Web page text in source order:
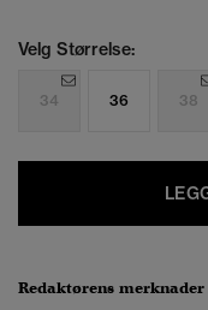
Velg Størrelse:
34 36 38
Redaktørens merknader